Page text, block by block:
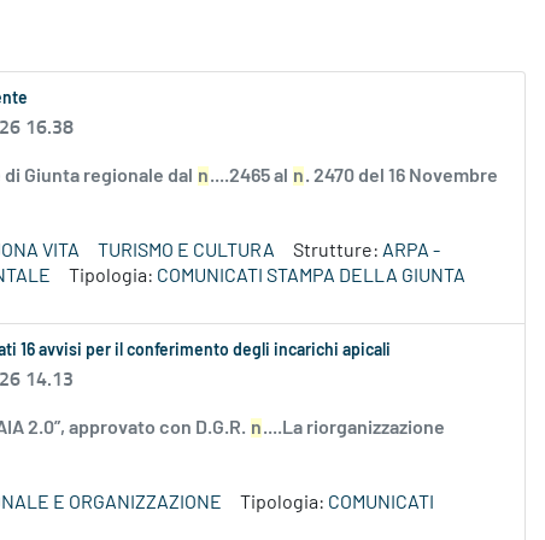
16.38
Giunta regionale dal n....2465 al n. 2470 del 16 Novembre
VITA TURISMO E CULTURA Strutture: ARPA -
Tipologia: COMUNICATI STAMPA DELLA GIUNTA
16 avvisi per il conferimento degli incarichi apicali
14.13
2.0”, approvato con D.G.R. n....La riorganizzazione
E ORGANIZZAZIONE Tipologia: COMUNICATI